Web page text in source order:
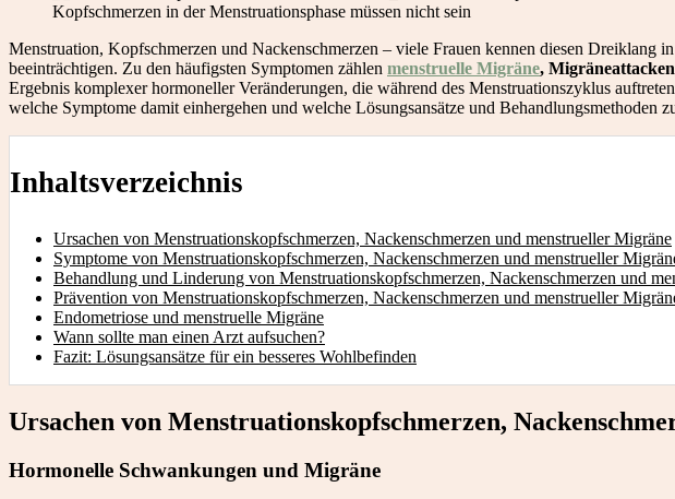
Kopfschmerzen in der Menstruationsphase müssen nicht sein
Menstruation, Kopfschmerzen und Nackenschmerzen – viele Frauen kennen diesen
beeinträchtigen. Zu den häufigsten Symptomen zählen menstruelle Migräne,
Ergebnis komplexer hormoneller Veränderungen, die während des Menstruationszyklus
welche Symptome damit einhergehen und welche Lösungsansätze und Behandlungsmethoden
Inhaltsverzeichnis
Ursachen von Menstruationskopfschmerzen, Nackenschmerzen und menstrueller Migräne
Symptome von Menstruationskopfschmerzen, Nackenschmerzen und menstrueller
Behandlung und Linderung von Menstruationskopfschmerzen, Nackenschmerzen und
Prävention von Menstruationskopfschmerzen, Nackenschmerzen und menstrueller
Endometriose und menstruelle Migräne
Wann sollte man einen Arzt aufsuchen?
Fazit: Lösungsansätze für ein besseres Wohlbefinden
Ursachen von Menstruationskopfschmerzen,
Hormonelle Schwankungen und Migräne